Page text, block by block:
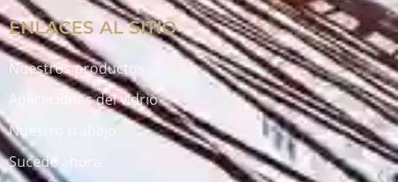
ENLACES AL SITIO
Nuestros productos
Aplicaciones del vidrio
Nuestro trabajo
Sucede ahora